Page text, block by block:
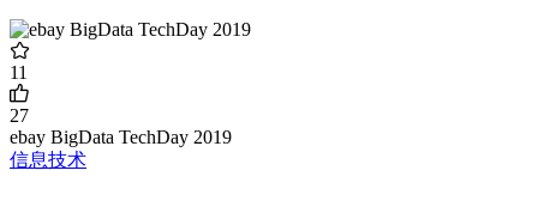
11
27
ebay BigData TechDay 2019
信息技术